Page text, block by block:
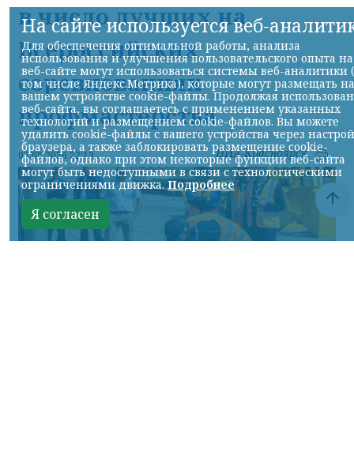
в число лучших на
Всероссийских
соревнованиях
профмастерства
07.08.2026 22:13 НИА-Красноярск
На сайте используется веб-
Для обеспечения оптимальной работы, анализа
использования и улучшения пользовательского опыта на
веб-сайте могут использоваться системы веб-аналитики
том числе Яндекс.Метрика), которые могут размещать на
вашем устройстве cookie-файлы. Продолжая
веб-сайта, вы соглашаетесь с применением указанных
технологий и размещением cookie-файлов. Вы можете
удалить cookie-файлы с вашего устройства через
браузера, а также заблокировать размещение cookie-
файлов, однако при этом некоторые функции веб-сайта
могут быть недоступными в связи с технологическими
ограничениями движка.Подробнее
Я согласен